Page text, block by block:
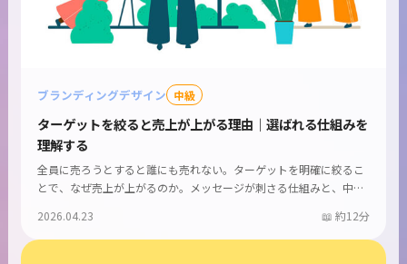
ブランディングデザイン 中級
ターゲットを絞ると売上が上がる理由｜選ばれる仕組みを
理解する
全員に売ろうとすると誰にも売れない。ターゲットを明確に絞るこ
とで、なぜ売上が上がるのか。メッセージが刺さる仕組みと、中
2026.04.23 約12分